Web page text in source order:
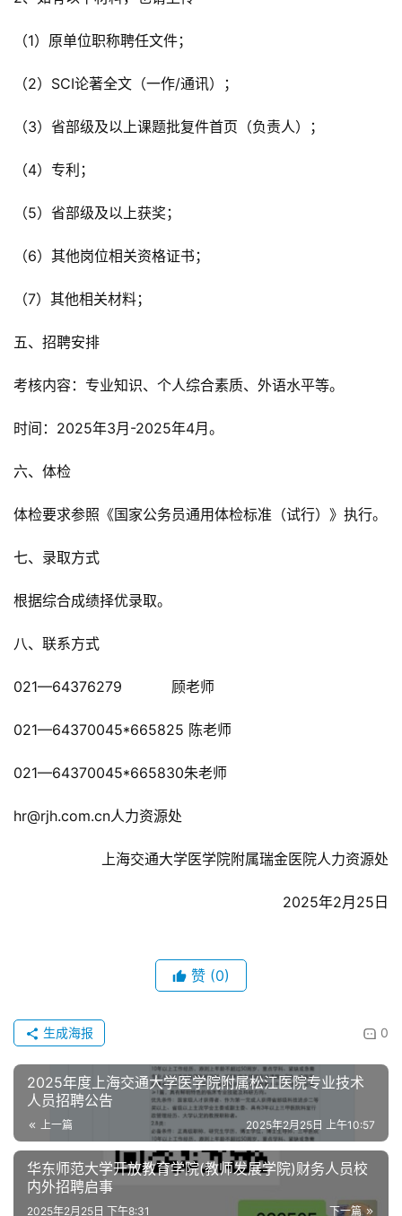
（1）原单位职称聘任文件；
（2）SCI论著全文（一作/通讯）；
（3）省部级及以上课题批复件首页（负责人）；
（4）专利；
（5）省部级及以上获奖；
（6）其他岗位相关资格证书；
（7）其他相关材料；
五、招聘安排
考核内容：专业知识、个人综合素质、外语水平等。
时间：2025年3月-2025年4月。
六、体检
体检要求参照《国家公务员通用体检标准（试行）》执行。
七、录取方式
根据综合成绩择优录取。
八、联系方式
021—64376279           顾老师
021—64370045*665825 陈老师
021—64370045*665830朱老师
hr@rjh.com.cn人力资源处
上海交通大学医学院附属瑞金医院人力资源处
2025年2月25日
赞 (0)
0
生成海报
2025年度上海交通大学医学院附属松江医院专业技术
人员招聘公告
上一篇 2025年2月25日 上午10:57
华东师范大学开放教育学院(教师发展学院)财务人员校
内外招聘启事
下一篇
2025年2月25日 下午8:31